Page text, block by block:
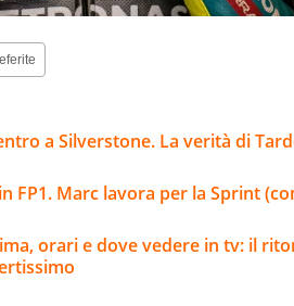
a Silverstone. La verità di
FP1. Marc lavora per la Sprint
orari e dove vedere in tv: il